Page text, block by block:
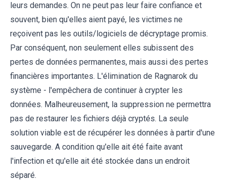
leurs demandes. On ne peut pas leur faire confiance et
souvent, bien qu'elles aient payé, les victimes ne
reçoivent pas les outils/logiciels de décryptage promis.
Par conséquent, non seulement elles subissent des
pertes de données permanentes, mais aussi des pertes
financières importantes. L'élimination de Ragnarok du
système - l'empêchera de continuer à crypter les
données. Malheureusement, la suppression ne permettra
pas de restaurer les fichiers déjà cryptés. La seule
solution viable est de récupérer les données à partir d'une
sauvegarde. A condition qu'elle ait été faite avant
l'infection et qu'elle ait été stockée dans un endroit
séparé.